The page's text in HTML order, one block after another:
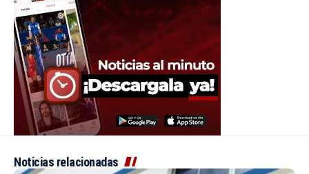
Noticias relacionadas